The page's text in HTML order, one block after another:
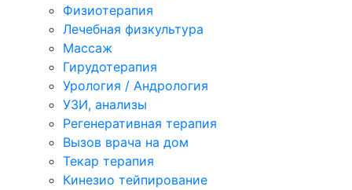
Физиотерапия
Лечебная физкультура
Массаж
Гирудотерапия
Урология / Андрология
УЗИ, анализы
Регенеративная терапия
Вызов врача на дом
Текар терапия
Кинезио тейпирование